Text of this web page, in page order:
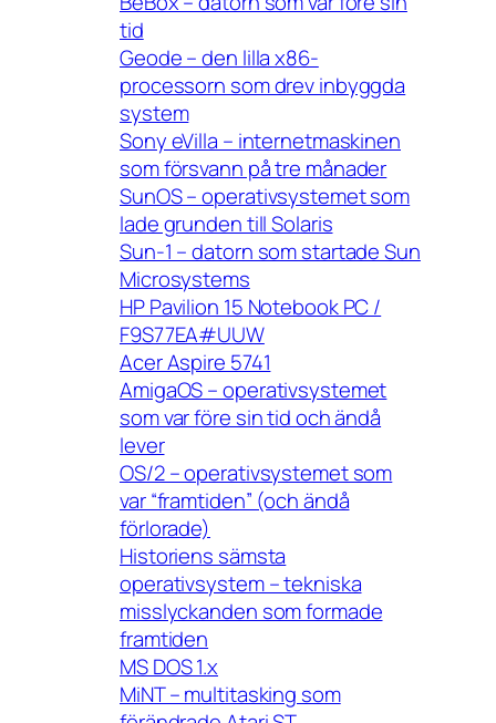
tid
Geode – den lilla x86-
processorn som drev inbyggda
system
Sony eVilla – internetmaskinen
som försvann på tre månader
SunOS – operativsystemet som
lade grunden till Solaris
Sun-1 – datorn som startade Sun
Microsystems
HP Pavilion 15 Notebook PC /
F9S77EA#UUW
Acer Aspire 5741
AmigaOS – operativsystemet
som var före sin tid och ändå
lever
OS/2 – operativsystemet som
var “framtiden” (och ändå
förlorade)
Historiens sämsta
operativsystem – tekniska
misslyckanden som formade
framtiden
MS DOS 1.x
MiNT – multitasking som